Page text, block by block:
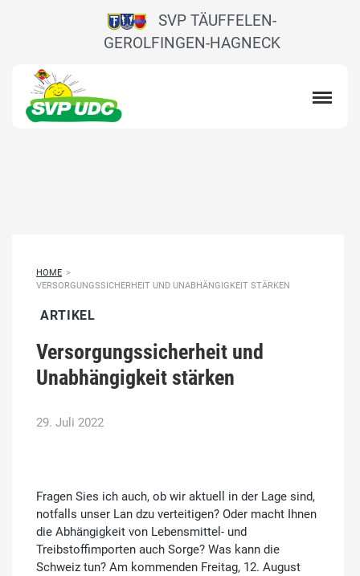
SVP TÄUFFELEN-
GEROLFINGEN-HAGNECK
HOME >
VERSORGUNGSSICHERHEIT UND UNABHÄNGIGKEIT STÄRKEN
ARTIKEL
Versorgungssicherheit und
Unabhängigkeit stärken
29. Juli 2022
Fragen Sies ich auch, ob wir aktuell in der Lage sind,
notfalls unser Lan dzu verteitigen? Oder macht Ihnen
die Abhängigkeit von Lebensmittel- und
Treibstoffimporten auch Sorge? Was kann die
Schweiz tun? Am kommenden Freitag, 12. August